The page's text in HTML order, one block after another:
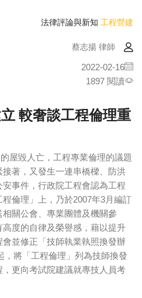
法律評論與新知 工程營建
蔡志揚 律師
2022-02-16
1897 閱讀
較奢談工程倫理重
屋毀人亡，工程專業倫理的議題
著，又發生一連串橋樑、防洪
事件，行政院工程會認為工程
倫理」上，乃於2007年3月編訂
關公會、專業團體及機關參
度的自律及榮譽感，藉以提升
並修正「技師執業執照換發辦
，將「工程倫理」列為技師換發
更向考試院建議就專技人員考